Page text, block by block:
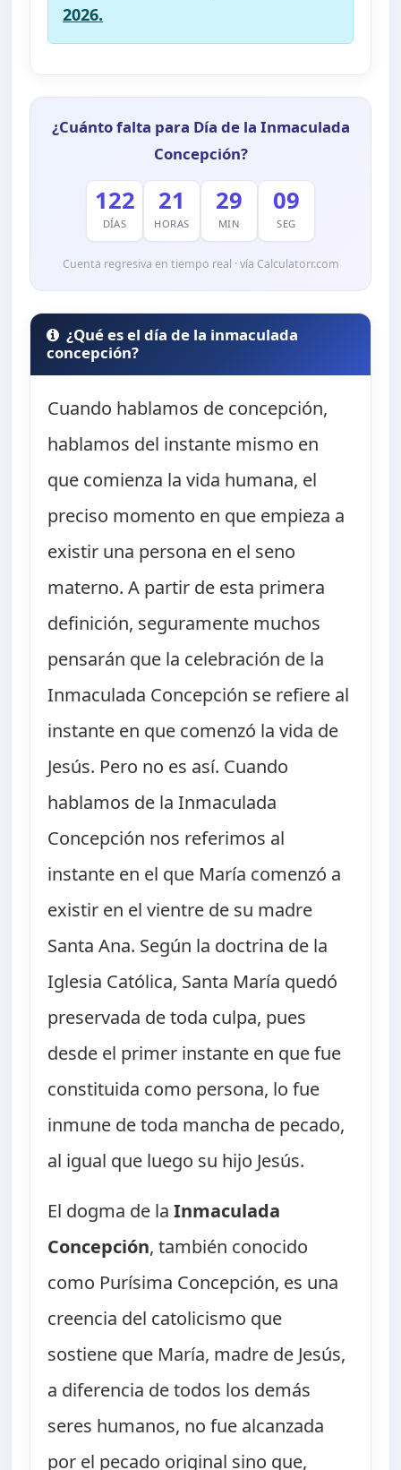
2026.
¿Cuánto falta para Día de la Inmaculada
Concepción?
122
DÍAS
21
HORAS
29
MIN
08
SEG
Cuenta regresiva en tiempo real · vía Calculatorr.com
¿Qué es el día de la inmaculada
concepción?
Cuando hablamos de concepción,
hablamos del instante mismo en
que comienza la vida humana, el
preciso momento en que empieza a
existir una persona en el seno
materno. A partir de esta primera
definición, seguramente muchos
pensarán que la celebración de la
Inmaculada Concepción se refiere al
instante en que comenzó la vida de
Jesús. Pero no es así. Cuando
hablamos de la Inmaculada
Concepción nos referimos al
instante en el que María comenzó a
existir en el vientre de su madre
Santa Ana. Según la doctrina de la
Iglesia Católica, Santa María quedó
preservada de toda culpa, pues
desde el primer instante en que fue
constituida como persona, lo fue
inmune de toda mancha de pecado,
al igual que luego su hijo Jesús.
El dogma de laInmaculada
Concepción, también conocido
como Purísima Concepción, es una
creencia del catolicismo que
sostiene que María, madre de Jesús,
a diferencia de todos los demás
seres humanos, no fue alcanzada
por el pecado original sino que,